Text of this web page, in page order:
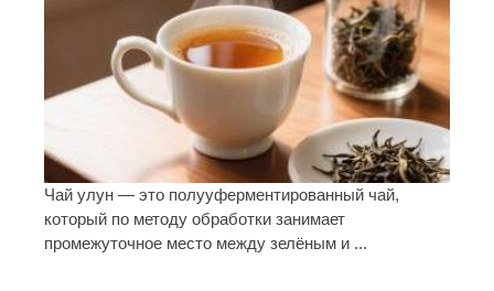
Чай улун — это полууферментированный чай,
который по методу обработки занимает
промежуточное место между зелёным и ...